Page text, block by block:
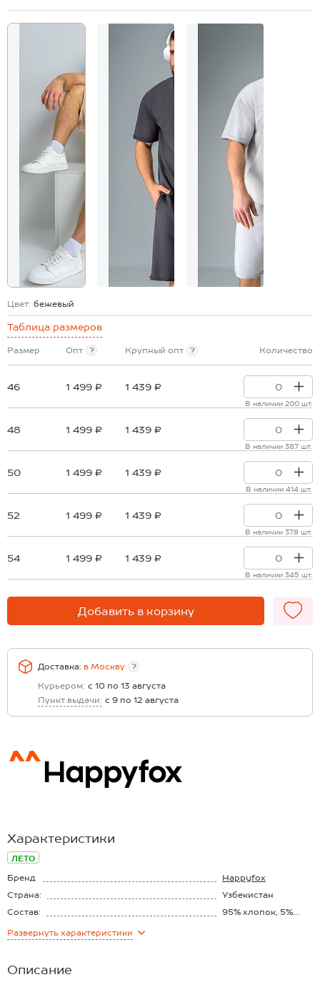
Цвет: бежевый
Таблица размеров
Размер Опт ? Крупный опт ? Количество
46 1 499 ₽ 1 439 ₽
В наличии 200 шт.
48 1 499 ₽ 1 439 ₽
В наличии 387 шт.
50 1 499 ₽ 1 439 ₽
В наличии 414 шт.
52 1 499 ₽ 1 439 ₽
В наличии 378 шт.
54 1 499 ₽ 1 439 ₽
В наличии 345 шт.
Добавить в корзину
Доставка: в Москву
?
Курьером: с 10 по 13 августа
Пункт выдачи: с 9 по 12 августа
Характеристики
ЛЕТО
Бренд
Happyfox
Страна:
Узбекистан
Состав:
95% xлопок, 5%
Материал:
Развернуть характеристики
Описание